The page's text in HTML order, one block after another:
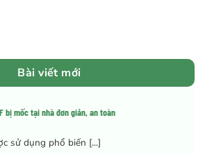
Bài viết mới
bị mốc tại nhà đơn giản, an toàn
sử dụng phổ biến [...]